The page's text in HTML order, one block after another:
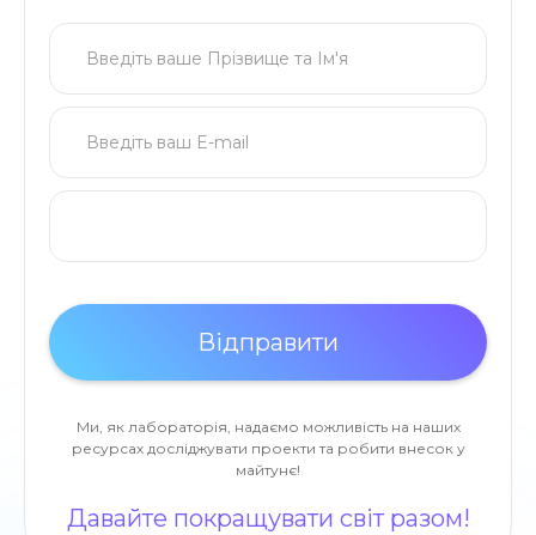
Ми, як лабораторія, надаємо можливість на наших
ресурсах досліджувати проекти та робити внесок у
майтунє!
Давайте покращувати світ разом!